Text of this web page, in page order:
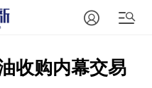
收购内幕交易